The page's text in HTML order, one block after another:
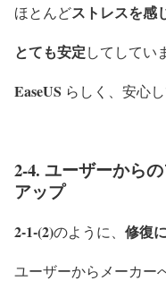
ほとんどストレスを感
とても安定してしてい
EaseUS らしく、安心し
2-4. ユーザーから
アップ
2-1-(2)のように、 修復
ユーザーからメーカー